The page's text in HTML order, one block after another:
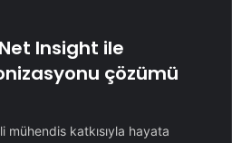
Insight ile
çözümü
mühendis katkısıyla hayata